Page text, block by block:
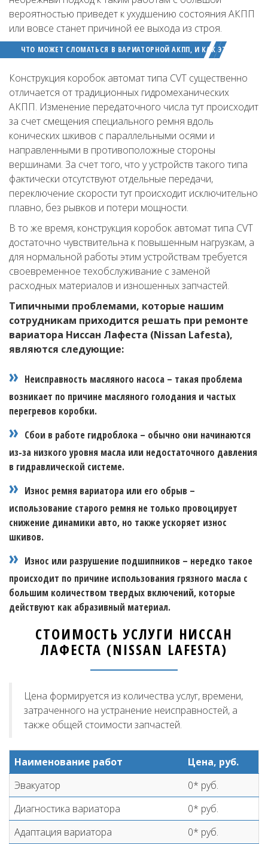
вероятностью приведет к ухудшению состояния АКПП
или вовсе станет причиной ее выхода из строя.
ЧТО МОЖЕТ СЛОМАТЬСЯ В ВАРИАТОРНОЙ АКПП, И КАК ЭТОГО НЕ
Конструкция коробок автомат типа CVT существенно
отличается от традиционных гидромеханических
АКПП. Изменение передаточного числа тут происходит
за счет смещения специального ремня вдоль
конических шкивов с параллельными осями и
направленными в противоположные стороны
вершинами. За счет того, что у устройств такого типа
фактически отсутствуют отдельные передачи,
переключение скорости тут происходит исключительно
плавно, без рывков и потери мощности.
В то же время, конструкция коробок автомат типа CVT
достаточно чувствительна к повышенным нагрузкам, а
для нормальной работы этим устройствам требуется
своевременное техобслуживание с заменой
расходных материалов и изношенных запчастей.
Типичными проблемами, которые нашим
сотрудникам приходится решать при ремонте
вариатора Ниссан Лафеста (Nissan Lafesta),
являются следующие:
Неисправность масляного насоса – такая проблема
возникает по причине масляного голодания и частых
перегревов коробки.
Сбои в работе гидроблока – обычно они начинаются
из-за низкого уровня масла или недостаточного давления
в гидравлической системе.
Износ ремня вариатора или его обрыв –
использование старого ремня не только провоцирует
снижение динамики авто, но также ускоряет износ
шкивов.
Износ или разрушение подшипников – нередко такое
происходит по причине использования грязного масла с
большим количеством твердых включений, которые
действуют как абразивный материал.
СТОИМОСТЬ УСЛУГИ НИССАН
ЛАФЕСТА (NISSAN LAFESTA)
Цена формируется из количества услуг, времени,
затраченного на устранение неисправностей, а
также общей стоимости запчастей.
Наименование работ
Цена, руб.
Эвакуатор
0* руб.
Диагностика вариатора
0* руб.
Адаптация вариатора
0* руб.